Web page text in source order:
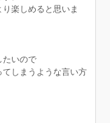
楽しめると思いま
たいので
しまうような言い方